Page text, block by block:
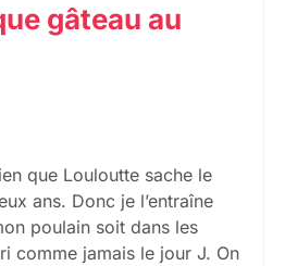
gâteau au
que Louloutte sache le
ans. Donc je l’entraîne
poulain soit dans les
comme jamais le jour J. On